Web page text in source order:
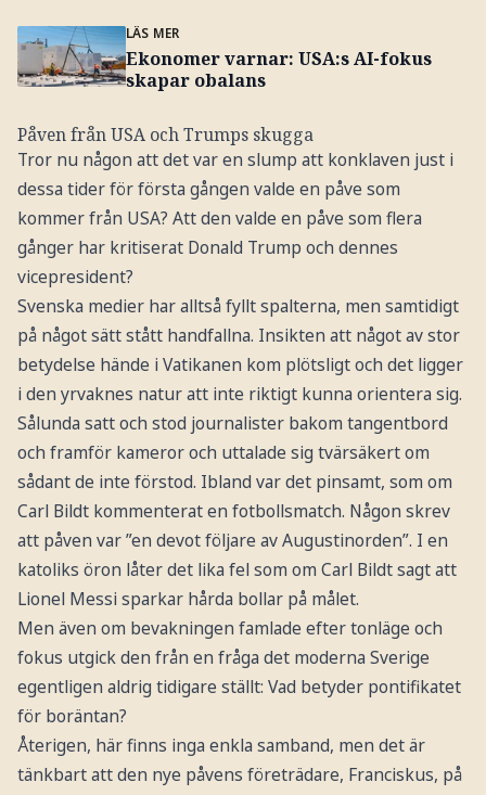
LÄS MER
Ekonomer varnar: USA:s AI-fokus
skapar obalans
Påven från USA och Trumps skugga
Tror nu någon att det var en slump att konklaven just i
dessa tider för första gången valde en påve som
kommer från USA? Att den valde en påve som flera
gånger har kritiserat Donald Trump och dennes
vicepresident?
Svenska medier har alltså fyllt spalterna, men samtidigt
på något sätt stått handfallna. Insikten att något av stor
betydelse hände i Vatikanen kom plötsligt och det ligger
i den yrvaknes natur att inte riktigt kunna orientera sig.
Sålunda satt och stod journalister bakom tangentbord
och framför kameror och uttalade sig tvärsäkert om
sådant de inte förstod. Ibland var det pinsamt, som om
Carl Bildt kommenterat en fotbollsmatch. Någon skrev
att påven var ”en devot följare av Augustinorden”. I en
katoliks öron låter det lika fel som om Carl Bildt sagt att
Lionel Messi sparkar hårda bollar på målet.
Men även om bevakningen famlade efter tonläge och
fokus utgick den från en fråga det moderna Sverige
egentligen aldrig tidigare ställt: Vad betyder pontifikatet
för boräntan?
Återigen, här finns inga enkla samband, men det är
tänkbart att den nye påvens företrädare, Franciskus, på